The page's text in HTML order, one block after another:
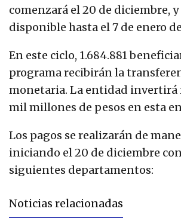
comenzará el 20 de diciembre,
disponible hasta el 7 de enero
En este ciclo, 1.684.881
programa recibirán la
monetaria. La entidad invertirá
mil millones de pesos en esta
Los pagos se realizarán de
iniciando el 20 de diciembre
siguientes departamentos:
Noticias relacionadas